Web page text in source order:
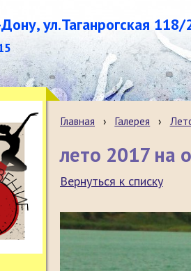
ул.Таганрогская 118/
Главная › Галерея ›
лето 2017 на
Вернуться к списку